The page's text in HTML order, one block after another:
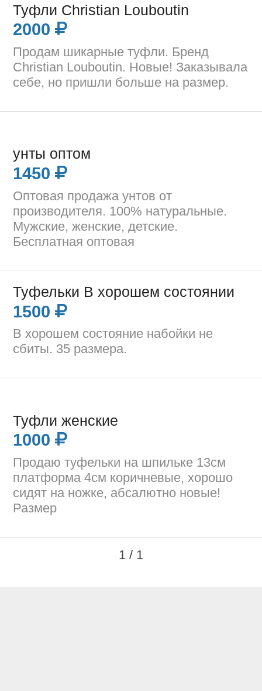
Туфли Christian Louboutin
2000
Продам шикарные туфли. Бренд
Christian Louboutin. Новые! Заказывала
себе, но пришли больше на размер.
унты оптом
1450
Оптовая продажа унтов от
производителя. 100% натуральные.
Мужские, женские, детские.
Бесплатная оптовая
Туфельки В хорошем состоянии
1500
В хорошем состояние набойки не
сбиты. 35 размера.
Туфли женские
1000
Продаю туфельки на шпильке 13см
платформа 4см коричневые, хорошо
сидят на ножке, абсалютно новые!
Размер
1 / 1